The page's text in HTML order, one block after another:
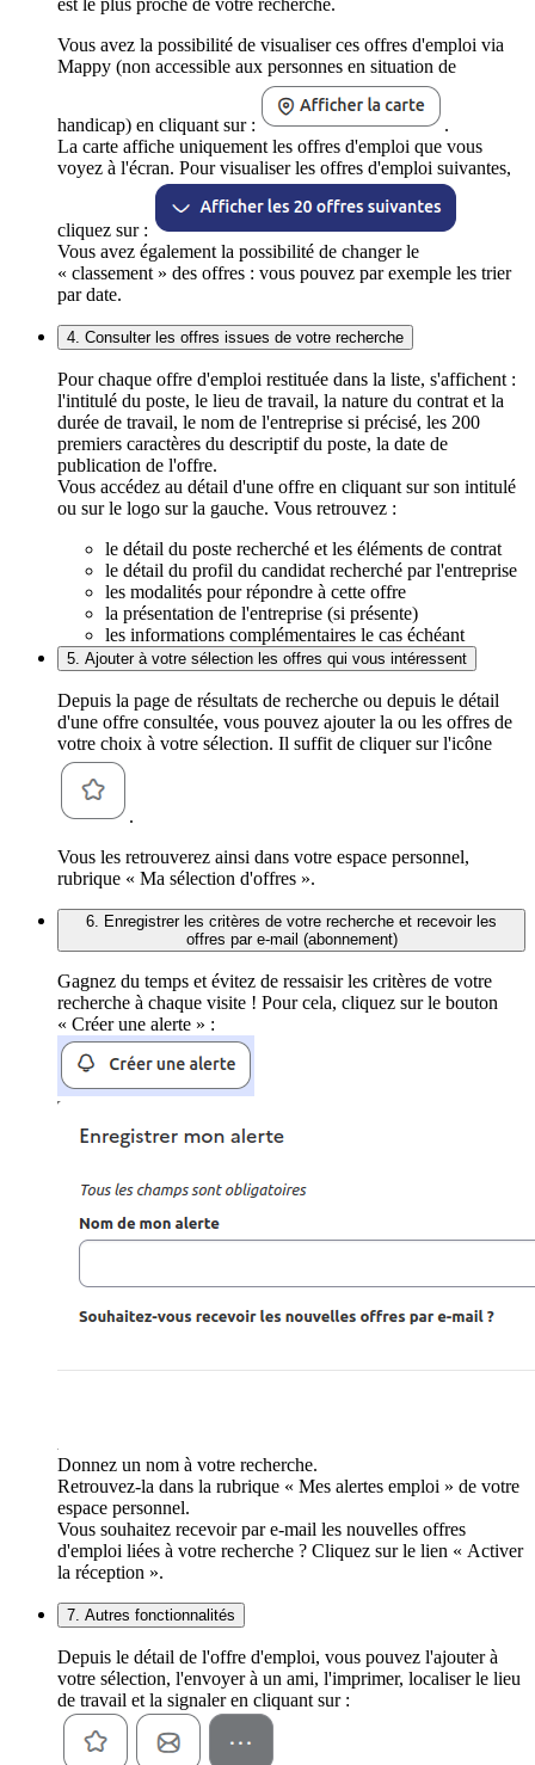
est le plus proche de votre recherche.
Vous avez la possibilité de visualiser ces offres d'emploi via
Mappy (non accessible aux personnes en situation de
handicap) en cliquant sur :
.
La carte affiche uniquement les offres d'emploi que vous
voyez à l'écran. Pour visualiser les offres d'emploi suivantes,
cliquez sur :
Vous avez également la possibilité de changer le
« classement » des offres : vous pouvez par exemple les trier
par date.
4. Consulter les offres issues de votre recherche
Pour chaque offre d'emploi restituée dans la liste, s'affichent :
l'intitulé du poste, le lieu de travail, la nature du contrat et la
durée de travail, le nom de l'entreprise si précisé, les 200
premiers caractères du descriptif du poste, la date de
publication de l'offre.
Vous accédez au détail d'une offre en cliquant sur son intitulé
ou sur le logo sur la gauche. Vous retrouvez :
le détail du poste recherché et les éléments de contrat
le détail du profil du candidat recherché par l'entreprise
les modalités pour répondre à cette offre
la présentation de l'entreprise (si présente)
les informations complémentaires le cas échéant
5. Ajouter à votre sélection les offres qui vous intéressent
Depuis la page de résultats de recherche ou depuis le détail
d'une offre consultée, vous pouvez ajouter la ou les offres de
votre choix à votre sélection. Il suffit de cliquer sur l'icône
.
Vous les retrouverez ainsi dans votre espace personnel,
rubrique « Ma sélection d'offres ».
6. Enregistrer les critères de votre recherche et recevoir les
offres par e-mail (abonnement)
Gagnez du temps et évitez de ressaisir les critères de votre
recherche à chaque visite ! Pour cela, cliquez sur le bouton
« Créer une alerte » :
Donnez un nom à votre recherche.
Retrouvez-la dans la rubrique « Mes alertes emploi » de votre
espace personnel.
Vous souhaitez recevoir par e-mail les nouvelles offres
d'emploi liées à votre recherche ? Cliquez sur le lien « Activer
la réception ».
7. Autres fonctionnalités
Depuis le détail de l'offre d'emploi, vous pouvez l'ajouter à
votre sélection, l'envoyer à un ami, l'imprimer, localiser le lieu
de travail et la signaler en cliquant sur :